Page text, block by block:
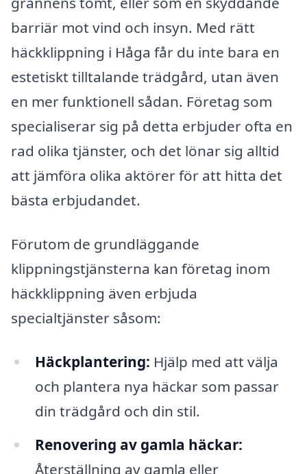
barriär mot vind och insyn. Med rätt
häckklippning i Håga får du inte bara en
estetiskt tilltalande trädgård, utan även
en mer funktionell sådan. Företag som
specialiserar sig på detta erbjuder ofta en
rad olika tjänster, och det lönar sig alltid
att jämföra olika aktörer för att hitta det
bästa erbjudandet.
Förutom de grundläggande
klippningstjänsterna kan företag inom
häckklippning även erbjuda
specialtjänster såsom:
Häckplantering: Hjälp med att välja
och plantera nya häckar som passar
din trädgård och din stil.
Renovering av gamla häckar:
Återställning av gamla eller